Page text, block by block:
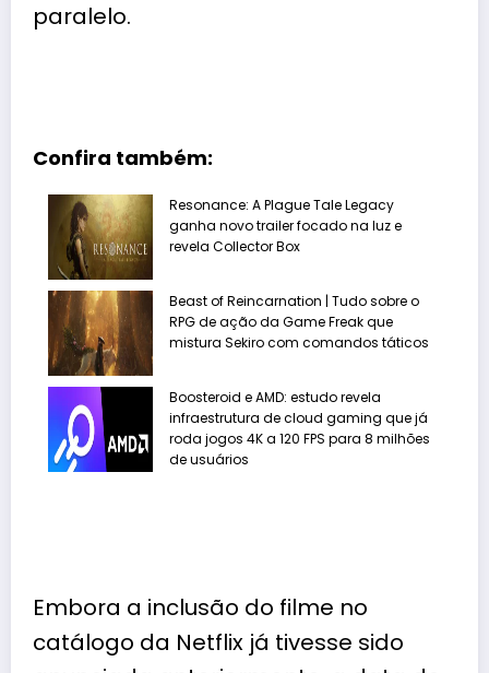
paralelo.
Confira também:
Resonance: A Plague Tale Legacy
ganha novo trailer focado na luz e
revela Collector Box
Beast of Reincarnation | Tudo sobre o
RPG de ação da Game Freak que
mistura Sekiro com comandos táticos
Boosteroid e AMD: estudo revela
infraestrutura de cloud gaming que já
roda jogos 4K a 120 FPS para 8 milhões
de usuários
Embora a inclusão do filme no
catálogo da Netflix já tivesse sido